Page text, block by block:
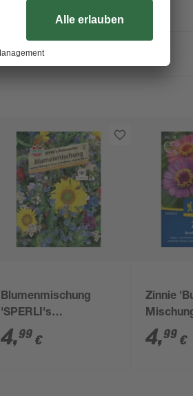
Blumenmischung
'SPERLI's
Bienengarten'
4,99 €
Zinnie
4,99 €